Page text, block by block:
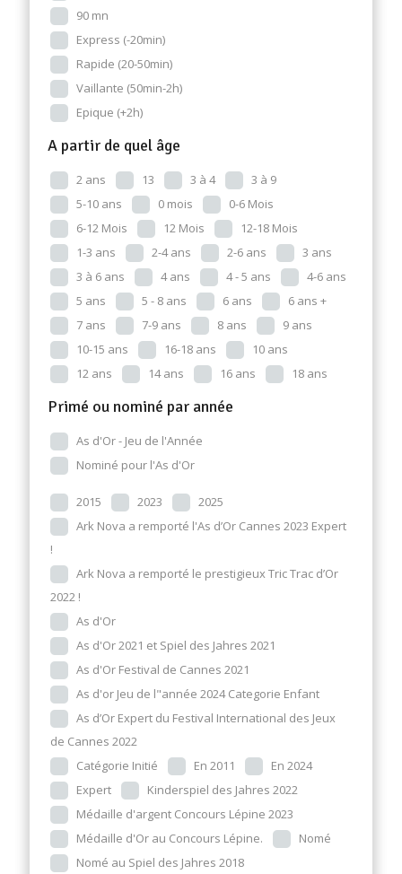
90 mn
Express (-20min)
Rapide (20-50min)
Vaillante (50min-2h)
Epique (+2h)
A partir de quel âge
2 ans 13 3 à 4
3 à 9
5-10 ans
0 mois
0-6 Mois
6-12 Mois
12 Mois
12-18 Mois
1-3 ans
2-4 ans 2-6 ans
3 ans
3 à 6 ans
4 ans 4 - 5 ans
4-6 ans
5 ans
5 - 8 ans 6 ans
6 ans +
7 ans
7-9 ans 8 ans
9 ans
10-15 ans
16-18 ans
10 ans
12 ans
14 ans 16 ans 18 ans
Primé ou nominé par année
As d'Or - Jeu de l'Année
Nominé pour l'As d'Or
2015 2023
2025
Ark Nova a remporté l'As d’Or Cannes 2023 Expert
!
Ark Nova a remporté le prestigieux Tric Trac d’Or
2022 !
As d'Or
As d'Or 2021 et Spiel des Jahres 2021
As d'Or Festival de Cannes 2021
As d'or Jeu de l"année 2024 Categorie Enfant
As d’Or Expert du Festival International des Jeux
de Cannes 2022
Catégorie Initié
En 2011
En 2024
Expert
Kinderspiel des Jahres 2022
Médaille d'argent Concours Lépine 2023
Médaille d'Or au Concours Lépine.
Nomé
Nomé au Spiel des Jahres 2018